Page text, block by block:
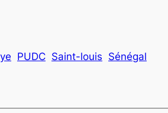
PUDC Saint-louis Sénégal